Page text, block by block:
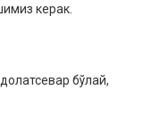
керак.
бўлай,